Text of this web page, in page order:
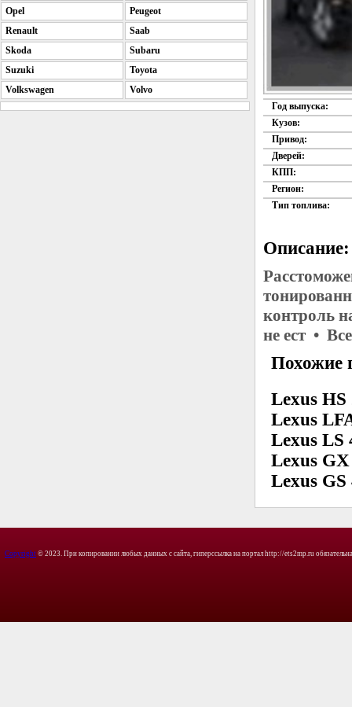
Год выпуска:
Кузов:
Привод:
Дверей:
КПП:
Регион:
Тип топлива:
Описание:
контроль
не ест •
Похожие
Lexus HS
Lexus
Lexus LS
Lexus
Lexus GS
Opel
Peugeot
Renault
Saab
Skoda
Subaru
Suzuki
Toyota
Volkswagen
Volvo
Copyright © 2023. При копировании любых данных с сайта, гиперссылка на портал http://ets2mp.ru